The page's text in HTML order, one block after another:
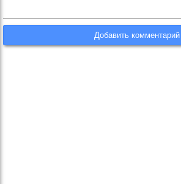
Добавить комментарий